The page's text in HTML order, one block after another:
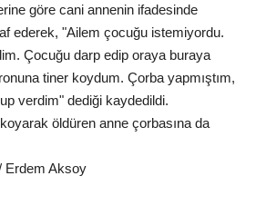
göre cani annenin ifadesinde
ederek, "Ailem çocuğu istemiyordu.
Çocuğu darp edip oraya buraya
tiner koydum. Çorba yapmıştım,
verdim" dediği kaydedildi.
öldüren anne çorbasına da
Erdem Aksoy